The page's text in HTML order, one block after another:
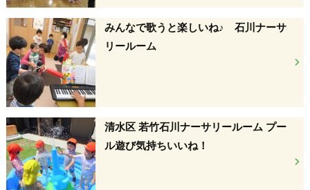
みんなで歌うと楽しいね♪ 石川ナーサ
リールーム
清水区 若竹石川ナーサリールーム プー
ル遊び気持ちいいね！